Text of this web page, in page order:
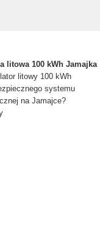
litowa 100 kWh Jamajka
litowy 100 kWh
systemu
na Jamajce?